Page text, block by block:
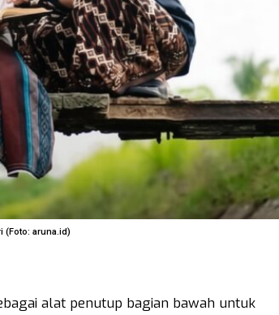
(Foto: aruna.id)
alat penutup bagian bawah untuk